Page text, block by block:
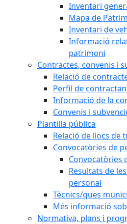
Inventari
Mapa de
Inventari de
Informació
patrimoni
Contractes, convenis i
Relació de
Perfil de
Informació de la
Convenis i
Plantilla pública
Relació de llocs de
Convocatòries de
Convocatòries
Resultats de
personal
Tècnics/ques
Més informació
Normativa, plans i